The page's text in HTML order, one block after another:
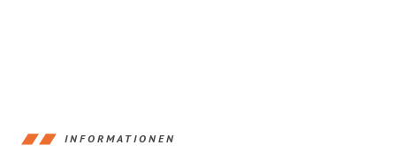
INFORMATIONEN